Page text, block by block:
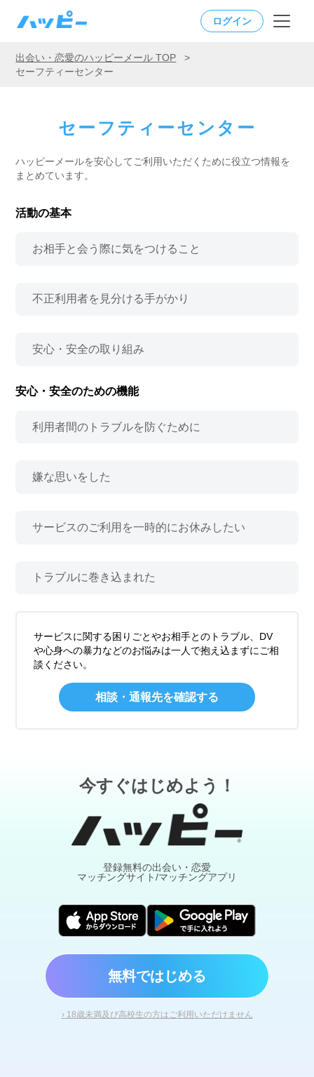
ログイン
出会い・恋愛のハッピーメール TOP
>
セーフティーセンター
セーフティーセンター
ハッピーメールを安心してご利用いただくために役立つ情報を
まとめています。
活動の基本
お相手と会う際に気をつけること
不正利用者を見分ける手がかり
安心・安全の取り組み
安心・安全のための機能
利用者間のトラブルを防ぐために
嫌な思いをした
サービスのご利用を一時的にお休みしたい
トラブルに巻き込まれた
サービスに関する困りごとやお相手とのトラブル、DV
や心身への暴力などのお悩みは一人で抱え込まずにご相
談ください。
相談・通報先を確認する
今すぐはじめよう！
登録無料の出会い・恋愛
マッチングサイト/マッチングアプリ
無料ではじめる
› 18歳未満及び高校生の方はご利用いただけません